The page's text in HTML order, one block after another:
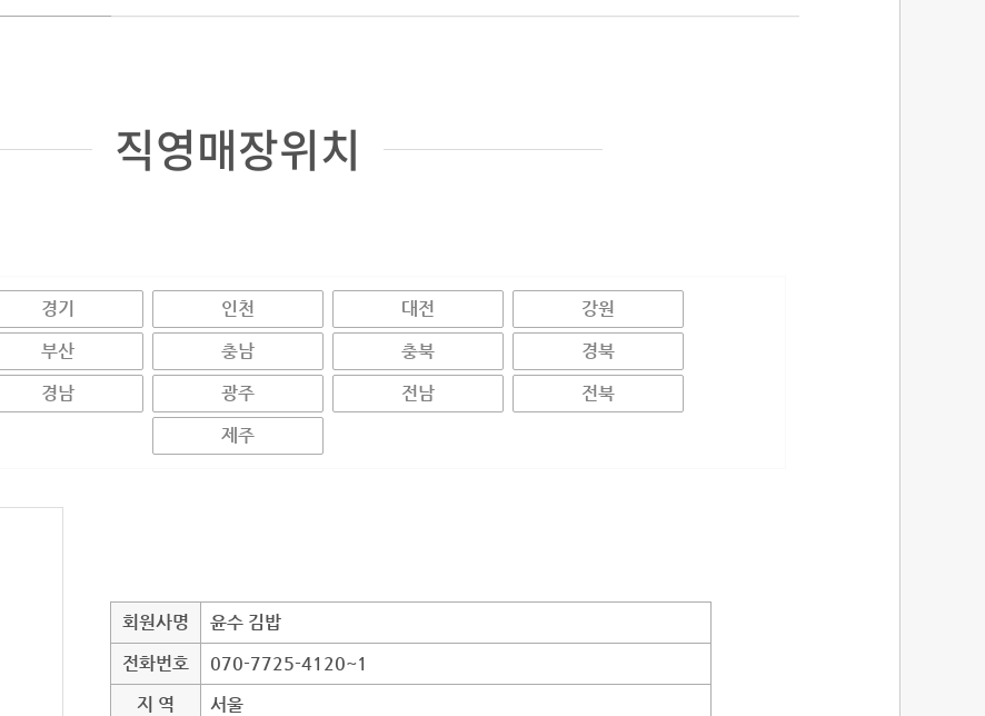
직영매장위치
경기 인천 대전
강원
부산 충남 충북
경북
경남 광주 전남
전북
제주
회원사명
윤수 김밥
전화번호
070-7725-4120~1
지 역
서울